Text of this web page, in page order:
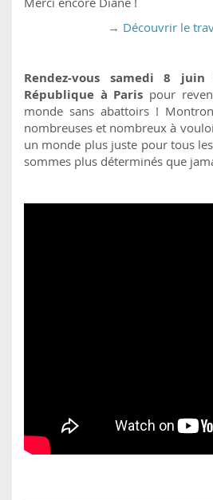
→ Découvrir le
Rendez-vous samedi 8
République à Paris pour
monde sans abattoirs !
nombreuses et nombreux à
un monde plus juste pour tous
sommes plus déterminés que